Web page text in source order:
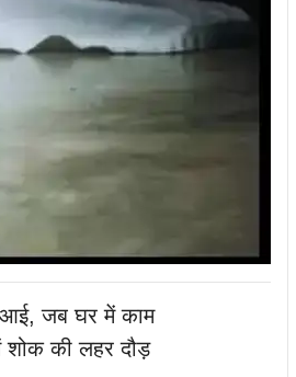
आई, जब घर में काम
शोक की लहर दौड़